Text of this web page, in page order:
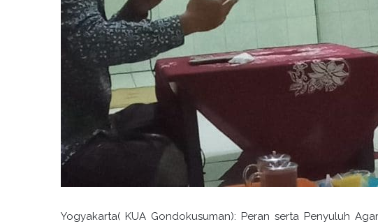
Yogyakarta( KUA Gondokusuman): Peran serta Penyuluh